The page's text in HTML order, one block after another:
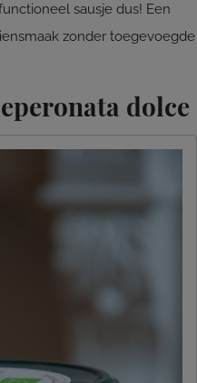
sausje dus! Een
zonder toegevoegde
dolce